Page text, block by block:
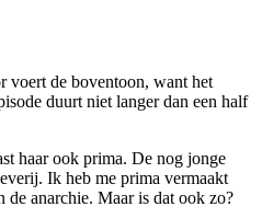
voert de boventoon, want het
duurt niet langer dan een half
haar ook prima. De nog jonge
Ik heb me prima vermaakt
anarchie. Maar is dat ook zo?